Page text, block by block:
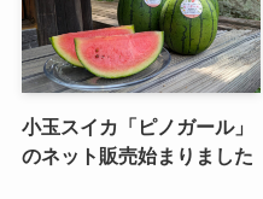
小玉スイカ「ピノガール」
のネット販売始まりました